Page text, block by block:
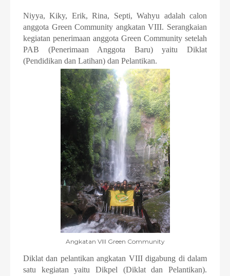
Niyya, Kiky, Erik, Rina, Septi, Wahyu adalah calon
anggota Green Community angkatan VIII. Serangkaian
kegiatan penerimaan anggota Green Community setelah
PAB (Penerimaan Anggota Baru) yaitu Diklat
(Pendidikan dan Latihan) dan Pelantikan.
Angkatan VIII Green Community
Diklat dan pelantikan angkatan VIII digabung di dalam
satu kegiatan yaitu Dikpel (Diklat dan Pelantikan).